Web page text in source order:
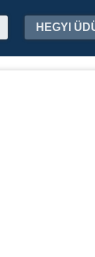
HEGYI